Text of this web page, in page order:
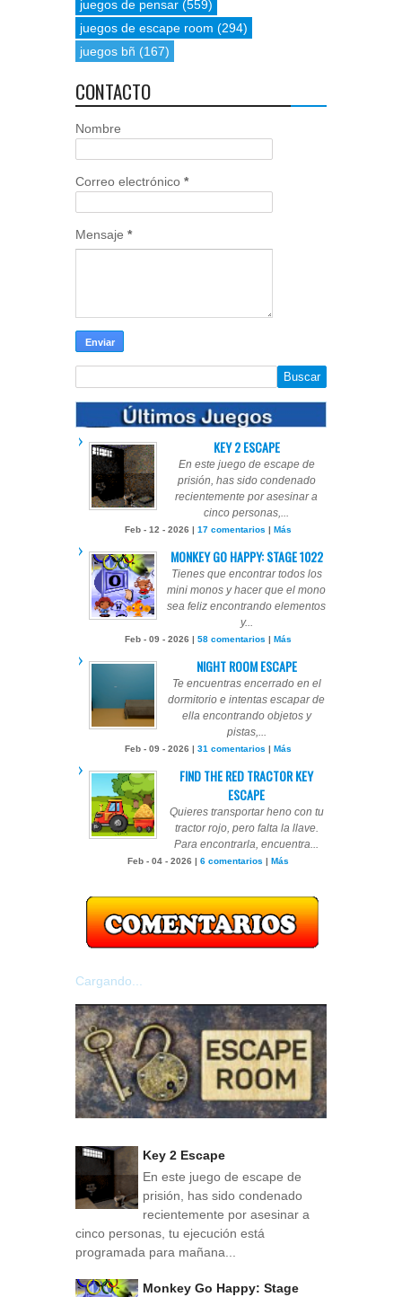
juegos de pensar (559)
juegos de escape room (294)
juegos bñ (167)
CONTACTO
Nombre
Correo electrónico *
Mensaje *
KEY 2 ESCAPE
En este juego de escape de
prisión, has sido condenado
recientemente por asesinar a
cinco personas,...
Feb - 12 - 2026 | 17 comentarios | Más
MONKEY GO HAPPY: STAGE 1022
Tienes que encontrar todos los
mini monos y hacer que el mono
sea feliz encontrando elementos
y...
Feb - 09 - 2026 | 58 comentarios | Más
NIGHT ROOM ESCAPE
Te encuentras encerrado en el
dormitorio e intentas escapar de
ella encontrando objetos y
pistas,...
Feb - 09 - 2026 | 31 comentarios | Más
FIND THE RED TRACTOR KEY
ESCAPE
Quieres transportar heno con tu
tractor rojo, pero falta la llave.
Para encontrarla, encuentra...
Feb - 04 - 2026 | 6 comentarios | Más
Cargando...
Key 2 Escape
En este juego de escape de
prisión, has sido condenado
recientemente por asesinar a
cinco personas, tu ejecución está
programada para mañana...
Monkey Go Happy: Stage